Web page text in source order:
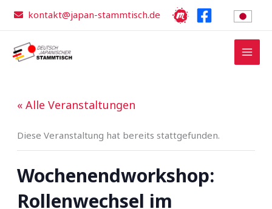
Inhalt
kontakt@japan-stammtisch.de
« Alle Veranstaltungen
Diese Veranstaltung hat bereits stattgefunden.
Wochenendworkshop:
Rollenwechsel im